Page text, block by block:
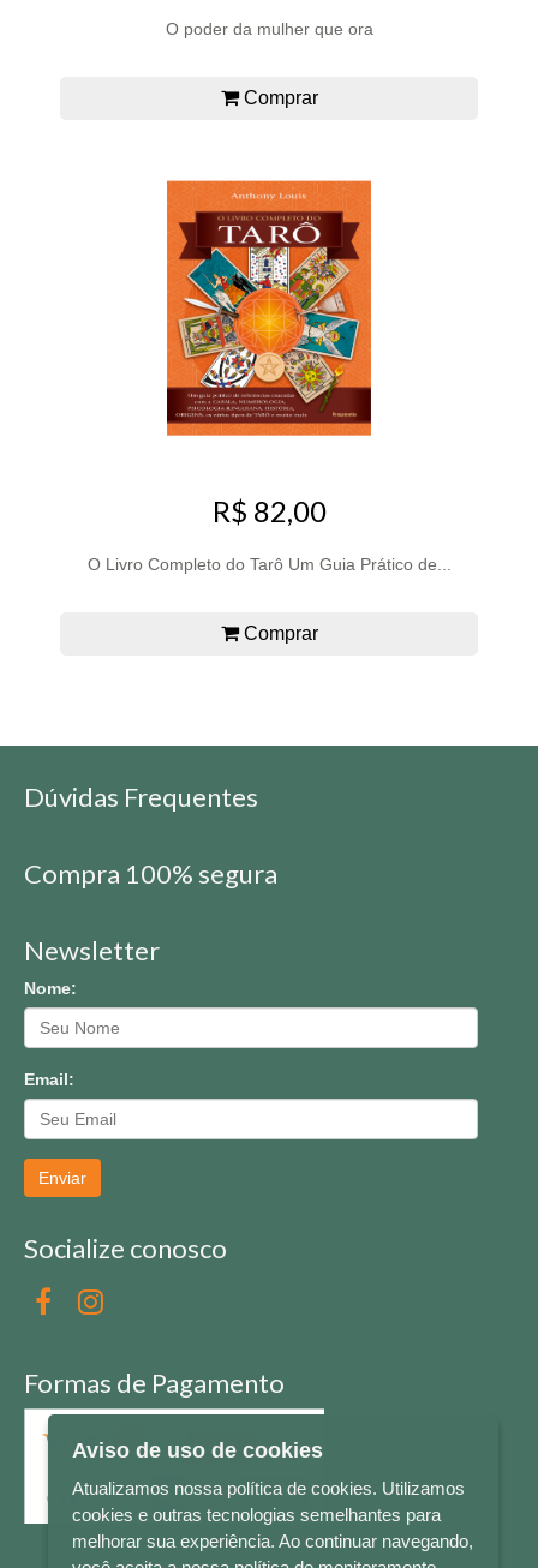
O poder da mulher que ora
Comprar
R$ 82,00
O Livro Completo do Tarô Um Guia Prático de...
Comprar
Dúvidas Frequentes
Compra 100% segura
Newsletter
Nome:
Email:
Enviar
Socialize conosco
Formas de Pagamento
Aviso de uso de cookies
Atualizamos nossa política de cookies. Utilizamos
cookies e outras tecnologias semelhantes para
melhorar sua experiência. Ao continuar navegando,